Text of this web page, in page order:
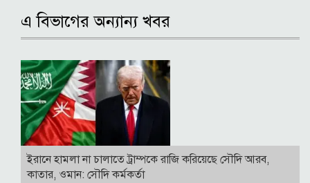
এ বিভাগের অন্যান্য খবর
ইরানে হামলা না চালাতে ট্রাম্পকে রাজি করিয়েছে সৌদি আরব,
কাতার, ওমান: সৌদি কর্মকর্তা